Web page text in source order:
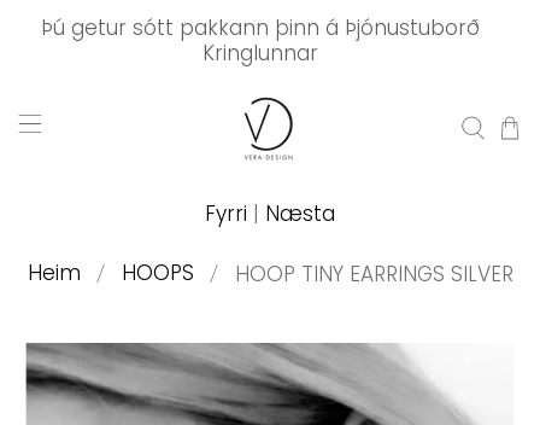
Þú getur sótt pakkann þinn á Þjónustuborð
Kringlunnar
Heim HOOPS HOOP TINY EARRINGS SILVER
Fyrri | Næsta